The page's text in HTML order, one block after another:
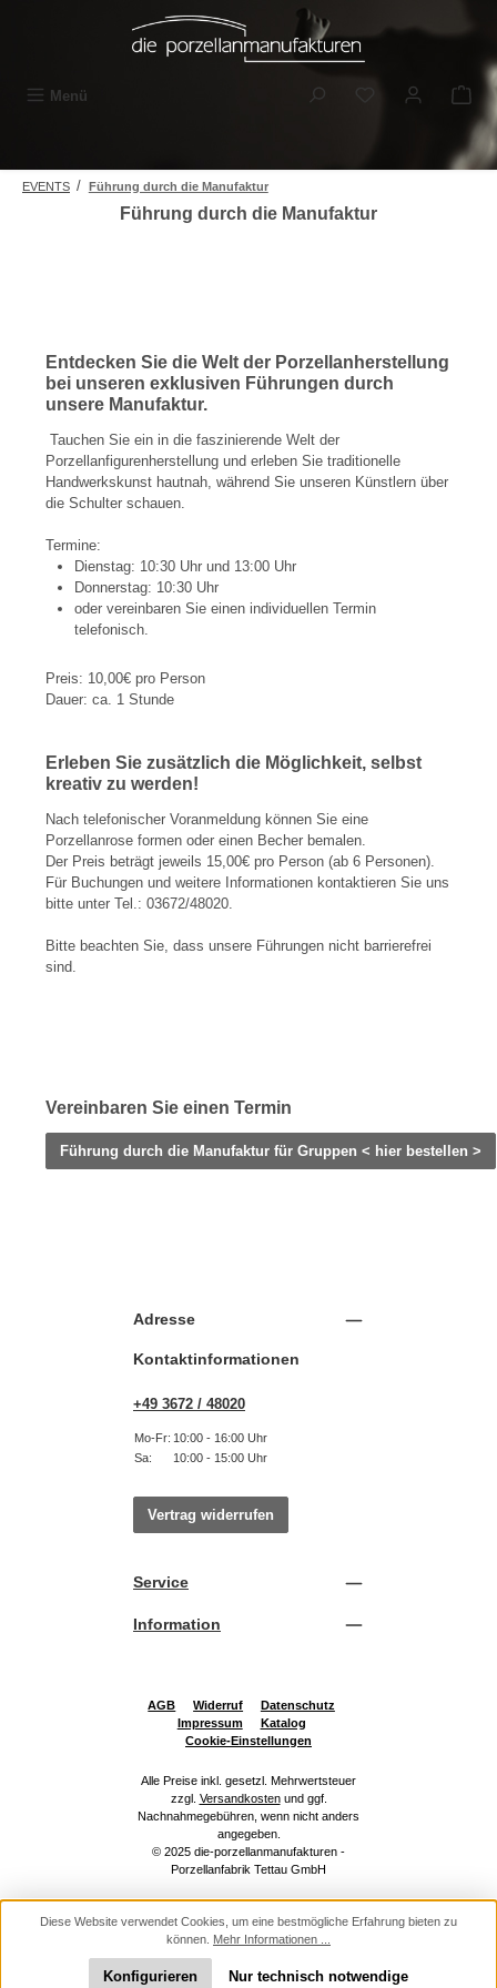
Zum Hauptinhalt springen
Menü Du hast 0
EVENTS / Führung durch die Manufaktur
Führung durch die Manufaktur
Entdecken Sie die Welt der Porzellanherstellung
bei unseren exklusiven Führungen durch
unsere Manufaktur.
Tauchen Sie ein in die faszinierende Welt der
Porzellanfigurenherstellung und erleben Sie traditionelle
Handwerkskunst hautnah, während Sie unseren Künstlern über
die Schulter schauen.
Termine:
Dienstag: 10:30 Uhr und 13:00 Uhr
Donnerstag: 10:30 Uhr
oder vereinbaren Sie einen individuellen Termin
telefonisch.
Preis: 10,00€ pro Person
Dauer: ca. 1 Stunde
Erleben Sie zusätzlich die Möglichkeit, selbst
kreativ zu werden!
Nach telefonischer Voranmeldung können Sie eine
Porzellanrose formen oder einen Becher bemalen.
Der Preis beträgt jeweils 15,00€ pro Person (ab 6 Personen).
Für Buchungen und weitere Informationen kontaktieren Sie uns
bitte unter Tel.: 03672/48020.
Bitte beachten Sie, dass unsere Führungen nicht barrierefrei
sind.
Vereinbaren Sie einen Termin
Führung durch die Manufaktur für Gruppen < hier bestellen >
Adresse
Kontaktinformationen
+49 3672 / 48020
Mo-Fr: 10:00 - 16:00 Uhr
Sa:
10:00 - 15:00 Uhr
Vertrag widerrufen
Service
Information
AGB Widerruf
Datenschutz
Impressum
Katalog
Cookie-Einstellungen
Alle Preise inkl. gesetzl. Mehrwertsteuer
zzgl. Versandkostenund ggf.
Nachnahmegebühren, wenn nicht anders
angegeben.
© 2025 die-porzellanmanufakturen -
Porzellanfabrik Tettau GmbH
Diese Website verwendet Cookies, um eine bestmögliche Erfahrung bieten zu
können. Mehr Informationen ...
Nur technisch notwendige
Konfigurieren